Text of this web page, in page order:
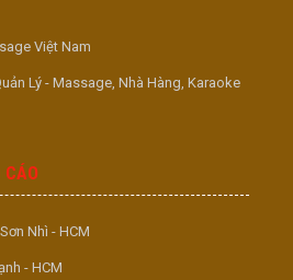
Việt Nam
Lý - Massage, Nhà Hàng, Karaoke
CÁO
Nhì - HCM
- HCM